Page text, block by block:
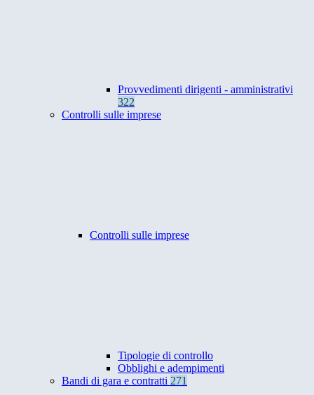
Provvedimenti dirigenti - amministrativi
322
Controlli sulle imprese
Controlli sulle imprese
Tipologie di controllo
Obblighi e adempimenti
Bandi di gara e contratti 271